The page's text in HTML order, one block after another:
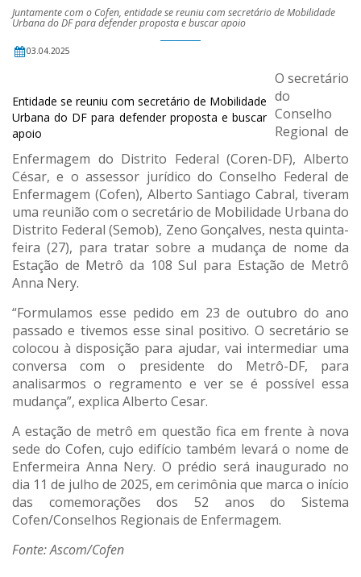
Juntamente com o Cofen, entidade se reuniu com secretário de Mobilidade
Urbana do DF para defender proposta e buscar apoio
03.04.2025
Entidade se reuniu com secretário de Mobilidade
Urbana do DF para defender proposta e buscar
apoio
O secretário
do
Conselho
Regional de
Enfermagem do Distrito Federal (Coren-DF), Alberto
César, e o assessor jurídico do Conselho Federal de
Enfermagem (Cofen), Alberto Santiago Cabral, tiveram
uma reunião com o secretário de Mobilidade Urbana do
Distrito Federal (Semob), Zeno Gonçalves, nesta quinta-
feira (27), para tratar sobre a mudança de nome da
Estação de Metrô da 108 Sul para Estação de Metrô
Anna Nery.
“Formulamos esse pedido em 23 de outubro do ano
passado e tivemos esse sinal positivo. O secretário se
colocou à disposição para ajudar, vai intermediar uma
conversa com o presidente do Metrô-DF, para
analisarmos o regramento e ver se é possível essa
mudança”, explica Alberto Cesar.
A estação de metrô em questão fica em frente à nova
sede do Cofen, cujo edifício também levará o nome de
Enfermeira Anna Nery. O prédio será inaugurado no
dia 11 de julho de 2025, em cerimônia que marca o início
das comemorações dos 52 anos do Sistema
Cofen/Conselhos Regionais de Enfermagem.
Fonte: Ascom/Cofen